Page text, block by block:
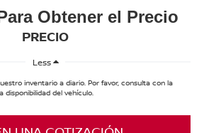
Obtener el Precio
PRECIO
Less
inventario a diario. Por favor, consulta con la
del vehículo.